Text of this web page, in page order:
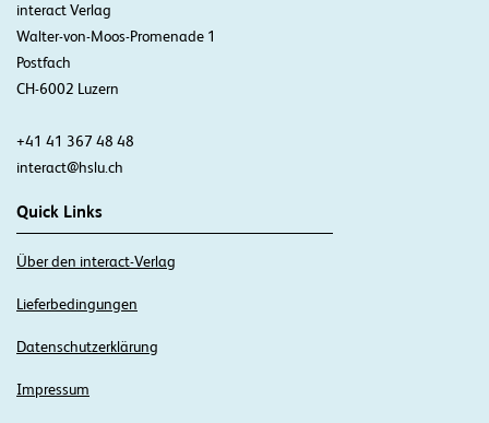
interact Verlag
Walter-von-Moos-Promenade 1
Postfach
CH-6002 Luzern
+41 41 367 48 48
interact@hslu.ch
Quick Links
Über den interact-Verlag
Lieferbedingungen
Datenschutzerklärung
Impressum